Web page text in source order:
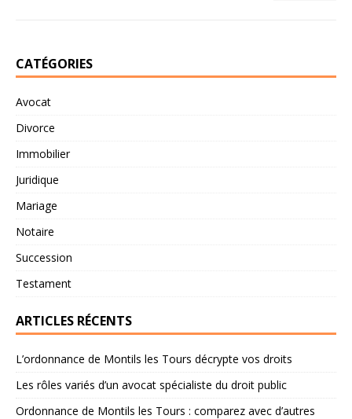
CATÉGORIES
Avocat
Divorce
Immobilier
Juridique
Mariage
Notaire
Succession
Testament
ARTICLES RÉCENTS
L’ordonnance de Montils les Tours décrypte vos droits
Les rôles variés d’un avocat spécialiste du droit public
Ordonnance de Montils les Tours : comparez avec d’autres